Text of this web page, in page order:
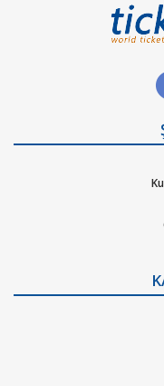
Premier Lig ve
ni Ticketfoni
oyuncuların
istediğin Futbol
Ticketfoni üzerinden
1. Ticketfoni'ye üye
istediğiniz etkinlik ya
oturma planları ve
2. Size sunulan güvenli